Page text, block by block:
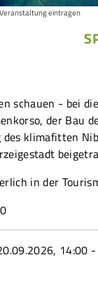
Veranstaltung eintragen
schauen - bei
der Bau
klimafitten
in der
, 14:00